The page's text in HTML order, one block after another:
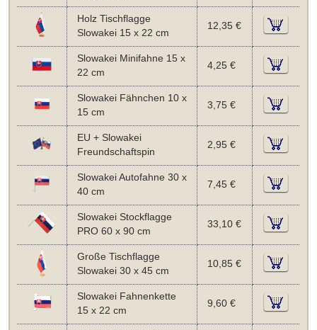
Holz Tischflagge
Slowakei 15 x 22 cm
12,35 €
Slowakei Minifahne 15 x
22 cm
4,25 €
Slowakei Fähnchen 10 x
15 cm
3,75 €
EU + Slowakei
Freundschaftspin
2,95 €
Slowakei Autofahne 30 x
40 cm
7,45 €
Slowakei Stockflagge
PRO 60 x 90 cm
33,10 €
Große Tischflagge
Slowakei 30 x 45 cm
10,85 €
Slowakei Fahnenkette
15 x 22 cm
9,60 €